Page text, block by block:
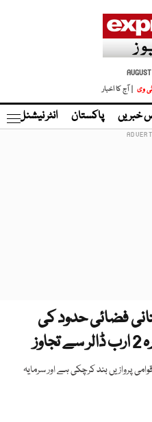
ٹی وی | آج کا اخبار
خبریں پاکستان انٹر نیشنل
فضائی حدود کی
پروازیں بند کرچکی ہے اور سرمایہ